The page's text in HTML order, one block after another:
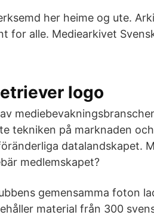
her heime og ute.
for alle. Mediearkivet
logo
tekniken på marknaden
datalandskapet.
medlemskapet?
gemensamma foton
material från 300